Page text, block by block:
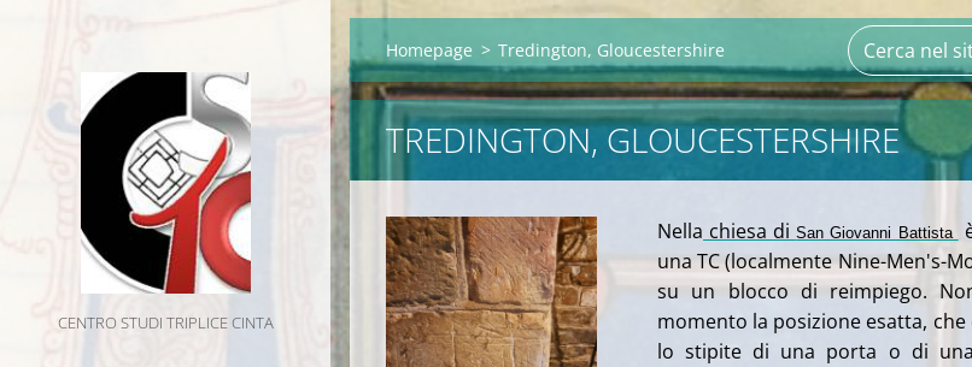
CENTRO STUDI TRIPLICE CINTA
Homepage > Tredington, Gloucestershire
TREDINGTON, GLOUCESTERSHIRE
Nella chiesa diSan Giovanni Battista
una TC (localmente Nine-Men's-
su un blocco di reimpiego.
momento la posizione esatta,
lo stipite di una porta o di